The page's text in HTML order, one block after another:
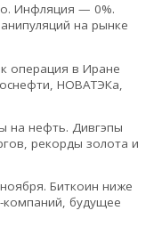
Инфляция — 0%.
на рынке
операция в Иране
НОВАТЭКа,
на нефть. Дивгэпы
рекорды золота и
Биткоин ниже
компаний, будущее